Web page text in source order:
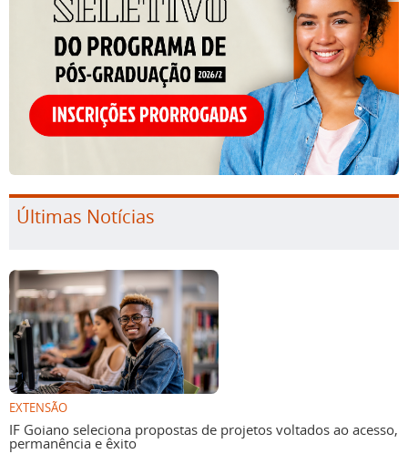
Últimas Notícias
EXTENSÃO
IF Goiano seleciona propostas de projetos voltados ao acesso,
permanência e êxito